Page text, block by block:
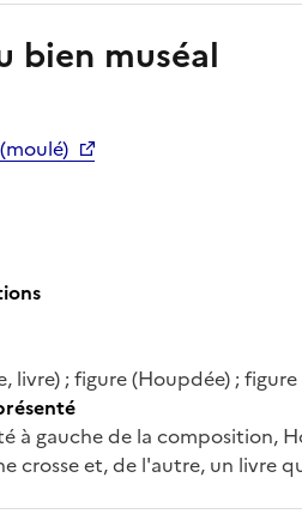
bien muséal
livre) ; figure (Houpdée) ;
à gauche de la composition,
crosse et, de l'autre, un livre